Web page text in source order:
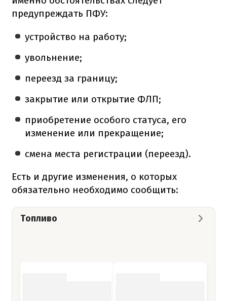
предупреждать ПФУ:
устройство на работу;
увольнение;
переезд за границу;
закрытие или открытие ФЛП;
приобретение особого статуса, его
изменение или прекращение;
смена места регистрации (переезд).
Есть и другие изменения, о которых
обязательно необходимо сообщить:
Топливо